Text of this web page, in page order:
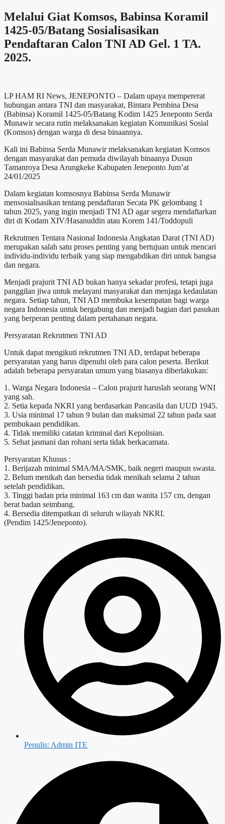
Melalui Giat Komsos, Babinsa Koramil
1425-05/Batang Sosialisasikan
Pendaftaran Calon TNI AD Gel. 1 TA.
2025.
LP HAM RI News, JENEPONTO – Dalam upaya mempererat
hubungan antara TNI dan masyarakat, Bintara Pembina Desa
(Babinsa) Koramil 1425-05/Batang Kodim 1425 Jeneponto Serda
Munawir secara rutin melaksanakan kegiatan Komunikasi Sosial
(Komsos) dengan warga di desa binaannya.
Kali ini Babinsa Serda Munawir melaksanakan kegiatan Komsos
dengan masyarakat dan pemuda diwilayah binaanya Dusun
Tamanroya Desa Arungkeke Kabupaten Jeneponto Jum’at
24/01/2025
Dalam kegiatan komsosnya Babinsa Serda Munawir
mensosialisasikan tentang pendaftaran Secata PK gelombang 1
tahun 2025, yang ingin menjadi TNI AD agar segera mendaftarkan
diri di Kodam XIV/Hasanuddin atau Korem 141/Toddopuli
Rekrutmen Tentara Nasional Indonesia Angkatan Darat (TNI AD)
merupakan salah satu proses penting yang bertujuan untuk mencari
individu-individu terbaik yang siap mengabdikan diri untuk bangsa
dan negara.
Menjadi prajurit TNI AD bukan hanya sekadar profesi, tetapi juga
panggilan jiwa untuk melayani masyarakat dan menjaga kedaulatan
negara. Setiap tahun, TNI AD membuka kesempatan bagi warga
negara Indonesia untuk bergabung dan menjadi bagian dari pasukan
yang berperan penting dalam pertahanan negara.
Persyaratan Rekrutmen TNI AD
Untuk dapat mengikuti rekrutmen TNI AD, terdapat beberapa
persyaratan yang harus dipenuhi oleh para calon peserta. Berikut
adalah beberapa persyaratan umum yang biasanya diberlakukan:
1. Warga Negara Indonesia – Calon prajurit haruslah seorang WNI
yang sah.
2. Setia kepada NKRI yang berdasarkan Pancasila dan UUD 1945.
3. Usia minimal 17 tahun 9 bulan dan maksimal 22 tahun pada saat
pembukaan pendidikan.
4. Tidak memiliki catatan kriminal dari Kepolisian.
5. Sehat jasmani dan rohani serta tidak berkacamata.
Persyaratan Khusus :
1. Berijazah minimal SMA/MA/SMK, baik negeri maupun swasta.
2. Belum menikah dan bersedia tidak menikah selama 2 tahun
setelah pendidikan.
3. Tinggi badan pria minimal 163 cm dan wanita 157 cm, dengan
berat badan seimbang.
4. Bersedia ditempatkan di seluruh wilayah NKRI.
(Pendim 1425/Jeneponto).
Penulis: Admin ITE